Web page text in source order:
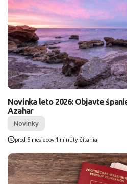
Novinka leto 2026: Objavte
Azahar
Novinky
pred 5 mesiacov 1 minúty čítania